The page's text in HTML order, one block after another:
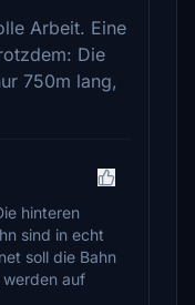
Arbeit. Eine
Die
750m lang,
hinteren
sind in echt
soll die Bahn
auf